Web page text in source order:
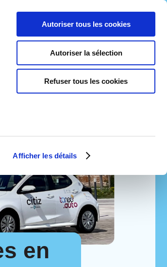
Afficher les détails
Autoriser tous les cookies
Autoriser la sélection
Refuser tous les cookies
E-boutique Menu
en